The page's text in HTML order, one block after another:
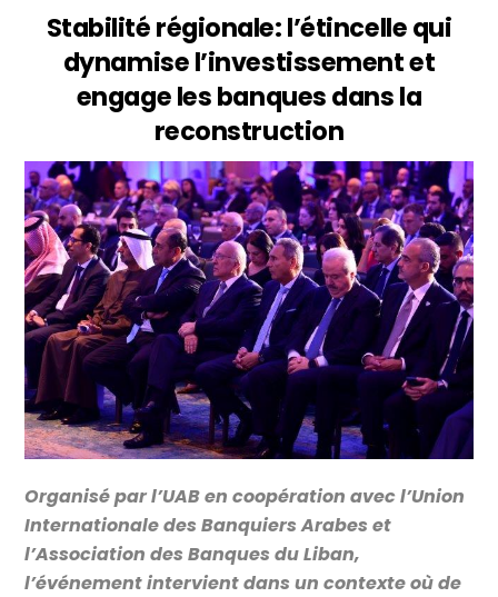
Stabilité régionale: l’étincelle qui
dynamise l’investissement et
engage les banques dans la
reconstruction
Organisé par l’UAB en coopération avec l’Union
Internationale des Banquiers Arabes et
l’Association des Banques du Liban,
l’événement intervient dans un contexte où de